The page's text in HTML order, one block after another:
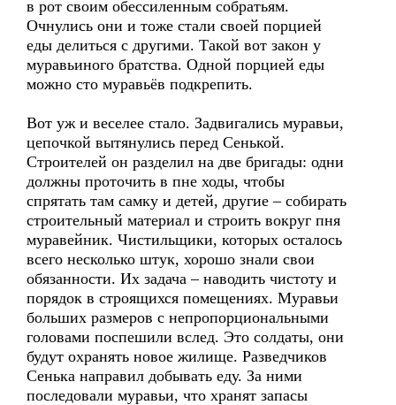
в рот своим обессиленным собратьям.
Очнулись они и тоже стали своей порцией
еды делиться с другими. Такой вот закон у
муравьиного братства. Одной порцией еды
можно сто муравьёв подкрепить.
Вот уж и веселее стало. Задвигались муравьи,
цепочкой вытянулись перед Сенькой.
Строителей он разделил на две бригады: одни
должны проточить в пне ходы, чтобы
спрятать там самку и детей, другие – собирать
строительный материал и строить вокруг пня
муравейник. Чистильщики, которых осталось
всего несколько штук, хорошо знали свои
обязанности. Их задача – наводить чистоту и
порядок в строящихся помещениях. Муравьи
больших размеров с непропорциональными
головами поспешили вслед. Это солдаты, они
будут охранять новое жилище. Разведчиков
Сенька направил добывать еду. За ними
последовали муравьи, что хранят запасы